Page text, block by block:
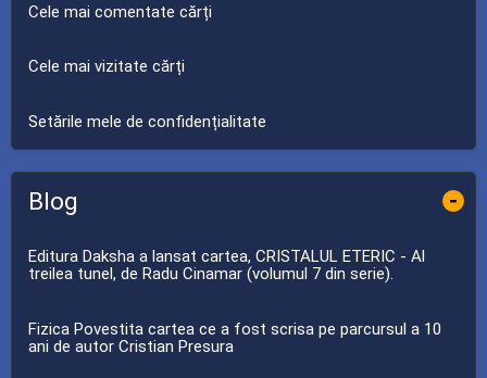
Cele mai comentate cărți
Cele mai vizitate cărți
Setările mele de confidențialitate
Blog -
Editura Daksha a lansat cartea, CRISTALUL ETERIC - Al
treilea tunel, de Radu Cinamar (volumul 7 din serie).
Fizica Povestita cartea ce a fost scrisa pe parcursul a 10
ani de autor Cristian Presura